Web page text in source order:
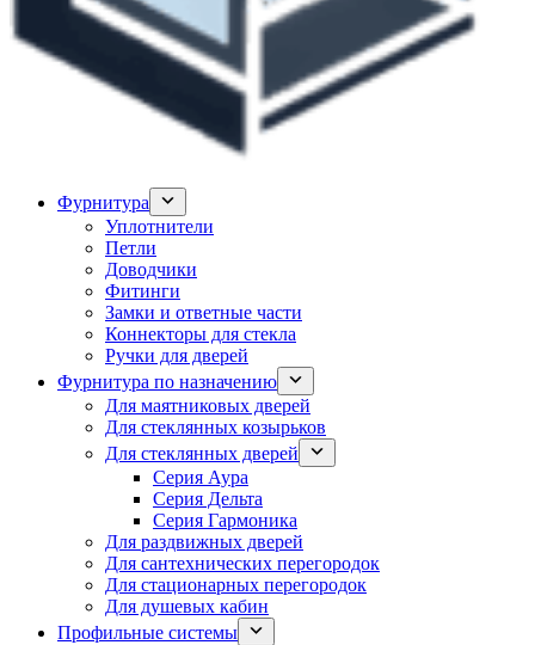
Фурнитура
Уплотнители
Петли
Доводчики
Фитинги
Замки и ответные части
Коннекторы для стекла
Ручки для дверей
Фурнитура по назначению
Для маятниковых дверей
Для стеклянных козырьков
Для стеклянных дверей
Серия Аура
Серия Дельта
Серия Гармоника
Для раздвижных дверей
Для сантехнических перегородок
Для стационарных перегородок
Для душевых кабин
Профильные системы